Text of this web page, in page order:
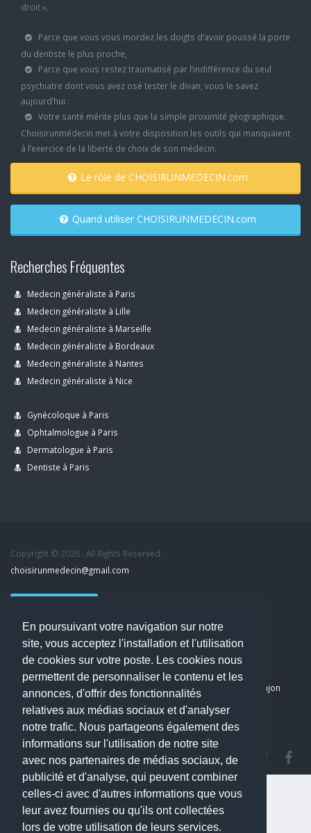
En poursuivant votre navigation sur notre
site, vous acceptez l'installation et l'utilisation
de cookies sur votre poste. Les cookies nous
permettent de personnaliser le contenu et les
annonces, d'offrir des fonctionnalités
relatives aux médias sociaux et d'analyser
notre trafic. Nous partageons également des
informations sur l'utilisation de notre site
avec nos partenaires de médias sociaux, de
publicité et d'analyse, qui peuvent combiner
celles-ci avec d'autres informations que vous
leur avez fournies ou qu'ils ont collectées
lors de votre utilisation de leurs services.
droit ».
Parce que vous vous mordez les doigts d’avoir poussé la porte
du dentiste le plus proche,
Parce que vous restez traumatisé par l’indifférence du seul
psychiatre dont vous avez osé tester le divan, vous le savez
aujourd’hui :
Votre santé mérite plus que la simple proximité géographique.
Choisirunmédecin met à votre disposition les outils qui manquaient
à l’exercice de la liberté de choix de son médecin.
Le rôle de CHOISIRUNMEDECIN.com
Quand utiliser CHOISIRUNMEDECIN.com
Recherches Fréquentes
Medecin généraliste à Paris
Medecin généraliste à Lille
Medecin généraliste à Marseille
Medecin généraliste à Bordeaux
Medecin généraliste à Nantes
Medecin généraliste à Nice
Gynécoloque à Paris
Ophtalmologue à Paris
Dermatologue à Paris
Dentiste à Paris
Copyright © 2026 . All Rights Reserved.
choisirunmedecin@gmail.com
Accueil
Blog
Mon compte
Dernier avis : PASCAL DELCAMPE, Chirurgien maxillo-faciale à Arpajon
Mentions légales
Politique de confidentialité